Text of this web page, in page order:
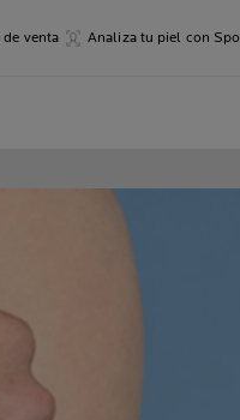
venta Analiza tu piel con